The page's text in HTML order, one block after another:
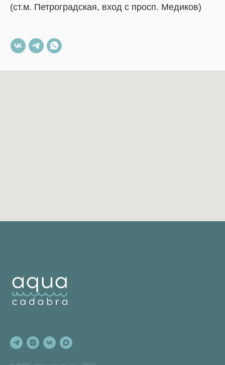
(ст.м. Петроградская, вход с просп. Медиков)